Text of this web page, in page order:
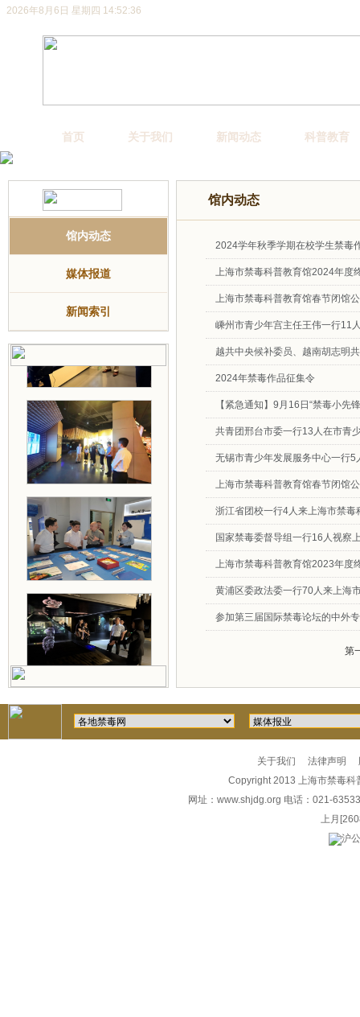
2026年8月6日 星期四 14:52:36
首页 关于我们 新闻动态 科普教育
馆内动态
媒体报道
新闻索引
馆内动态
2024学年秋季学期在校学生禁毒
上海市禁毒科普教育馆2024年度
上海市禁毒科普教育馆春节闭馆
嵊州市青少年宫主任王伟一行11
越共中央候补委员、越南胡志明
2024年禁毒作品征集令
【紧急通知】9月16日“禁毒小先
共青团邢台市委一行13人在市青
无锡市青少年发展服务中心一行
上海市禁毒科普教育馆春节闭馆
浙江省团校一行4人来上海市禁
国家禁毒委督导组一行16人视察
上海市禁毒科普教育馆2023年度
黄浦区委政法委一行70人来上海
参加第三届国际禁毒论坛的中外
第
关于我们 法律声明
Copyright 2013 上海市禁毒
网址： www.shjdg.org 电话：021-
上月
沪